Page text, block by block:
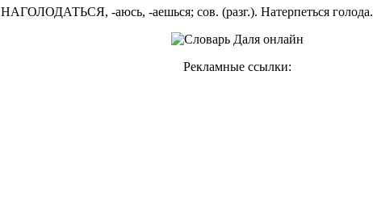
НАГОЛОДАТЬСЯ, -аюсь, -аешься; сов. (разг.). Натерпеться голода.
Рекламные ссылки: